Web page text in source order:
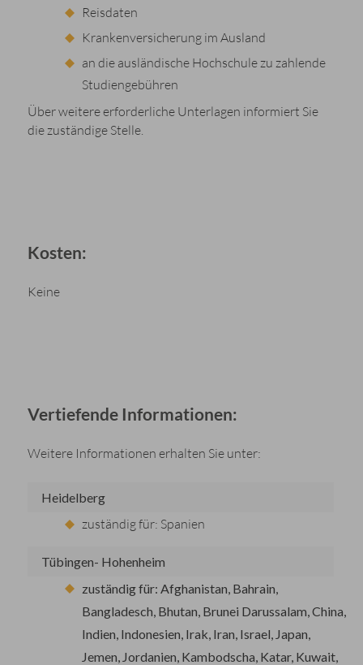
Reisdaten
Krankenversicherung im Ausland
an die ausländische Hochschule zu zahlende
Studiengebühren
Über weitere erforderliche Unterlagen informiert Sie
die zuständige Stelle.
Kosten:
Keine
Vertiefende Informationen:
Weitere Informationen erhalten Sie unter:
Heidelberg
zuständig für: Spanien
Tübingen- Hohenheim
zuständig für: Afghanistan, Bahrain,
Bangladesch, Bhutan, Brunei Darussalam, China,
Indien, Indonesien, Irak, Iran, Israel, Japan,
Jemen, Jordanien, Kambodscha, Katar, Kuwait,